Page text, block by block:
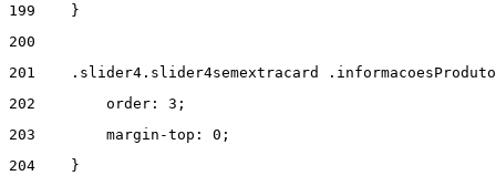
199
    }
200
201
.slider4.slider4semextracard
202
        order: 3;
203
        margin-top: 0;
204
    }